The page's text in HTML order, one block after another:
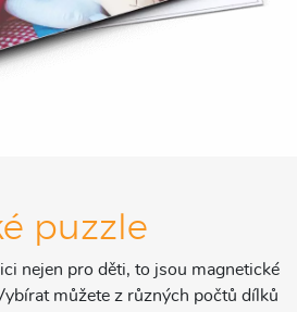
puzzle
nejen pro děti, to jsou magnetické
můžete z různých počtů dílků